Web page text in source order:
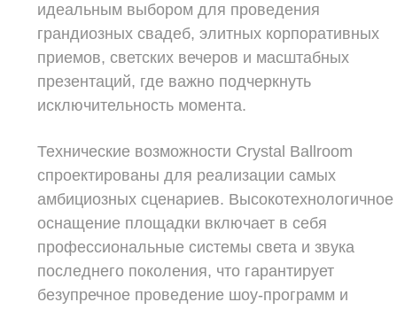
идеальным выбором для проведения
грандиозных свадеб, элитных корпоративных
приемов, светских вечеров и масштабных
презентаций, где важно подчеркнуть
исключительность момента.
Технические возможности Crystal Ballroom
спроектированы для реализации самых
амбициозных сценариев. Высокотехнологичное
оснащение площадки включает в себя
профессиональные системы света и звука
последнего поколения, что гарантирует
безупречное проведение шоу-программ и